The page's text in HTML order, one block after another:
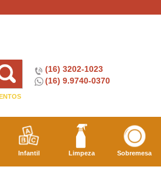
(16) 3202-1023
(16) 9.9740-0370
Infantil Limpeza Sobremesa